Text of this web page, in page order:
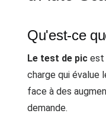
Qu'est-ce
Le test de pic est
charge qui évalue
face à des
demande.